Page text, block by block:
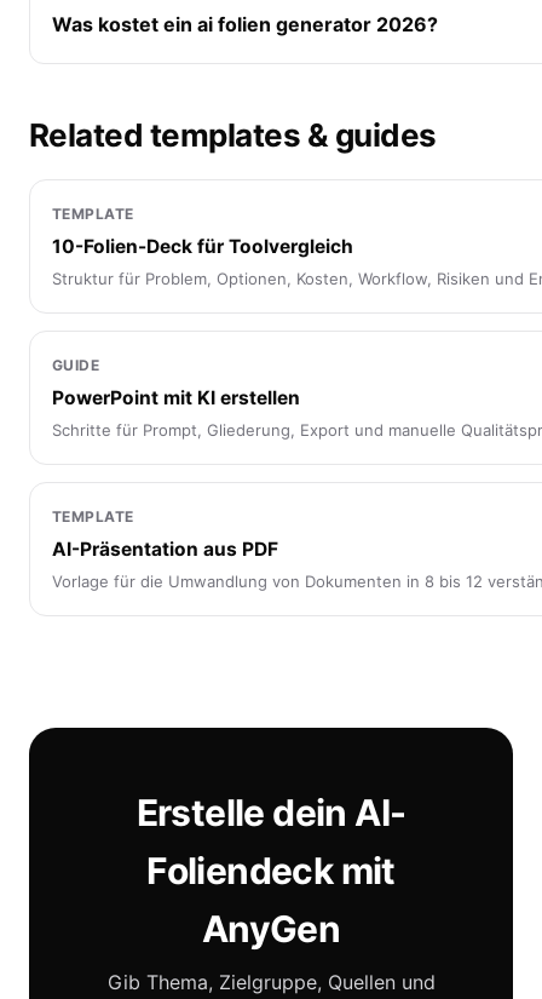
Was kostet ein ai folien generator 2026?
Related templates & guides
TEMPLATE
10-Folien-Deck für Toolvergleich
Struktur für Problem, Optionen, Kosten, Workflow, Risiken und
GUIDE
PowerPoint mit KI erstellen
Schritte für Prompt, Gliederung, Export und manuelle
TEMPLATE
AI-Präsentation aus PDF
Vorlage für die Umwandlung von Dokumenten in 8 bis 12
Erstelle dein AI-
Foliendeck mit
AnyGen
Gib Thema, Zielgruppe, Quellen und